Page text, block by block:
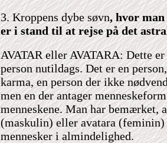
3. Kroppens dybe søvn, hvor
er i stand til at rejse på det
AVATAReller AVATARA: Dette
person nutildags. Det er en
karma, en person der ikke
men en der antager
menneskene. Man har bemærket,
(maskulin) eller avatara
mennesker i almindelighed.